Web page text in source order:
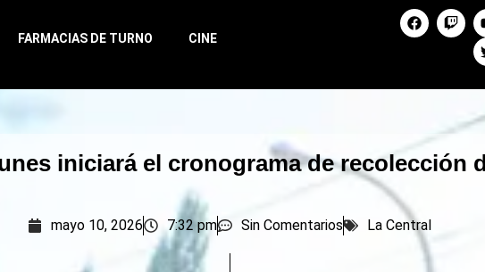
FARMACIAS DE TURNO CINE
iniciará el cronograma de recolección
mayo 10, 2026 7:32 pm Sin Comentarios La Central